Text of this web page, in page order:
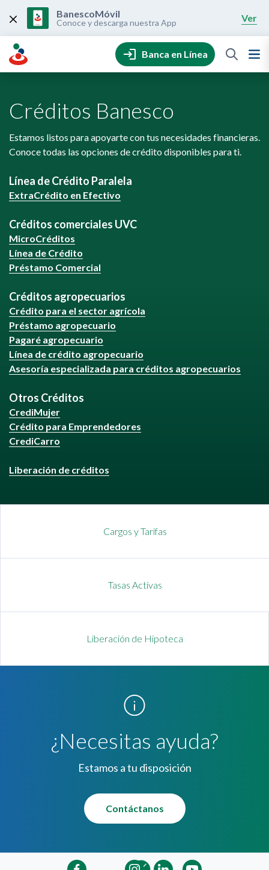
content
BanescoMóvil
Conoce y descarga nuestra App Ver
Banca en Línea
Créditos Banesco
Estamos listos para apoyarte con tus necesidades financieras.
Conoce todas las opciones de crédito disponibles para ti.
Línea de Crédito Paralela
ExtraCrédito en Efectivo
Créditos comerciales UVC
MicroCréditos
Línea de Crédito
Préstamo Comercial
Créditos agropecuarios
Crédito para el sector agrícola
Préstamo agropecuario
Pagaré agropecuario
Línea de crédito agropecuario
Asesoría especializada para créditos agropecuarios
Otros Créditos
CrediMujer
Crédito para Emprendedores
CrediCarro
Liberación de créditos
Cargos y Tarifas
Tasas Activas
Liberación de Hipoteca
¿Necesitas ayuda?
Estamos a tu disposición
Contáctanos